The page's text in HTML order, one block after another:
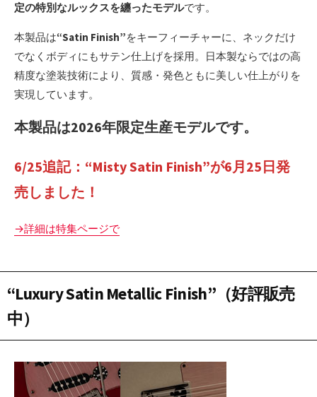
定の特別なルックスを纏ったモデルです。
本製品は“Satin Finish”をキーフィーチャーに、ネックだけ
でなくボディにもサテン仕上げを採用。日本製ならではの高
精度な塗装技術により、質感・発色ともに美しい仕上がりを
実現しています。
本製品は2026年限定生産モデルです。
6/25追記：“Misty Satin Finish”が6月25日発
売しました！
→詳細は特集ページで
“Luxury Satin Metallic Finish”（好評販売
中）